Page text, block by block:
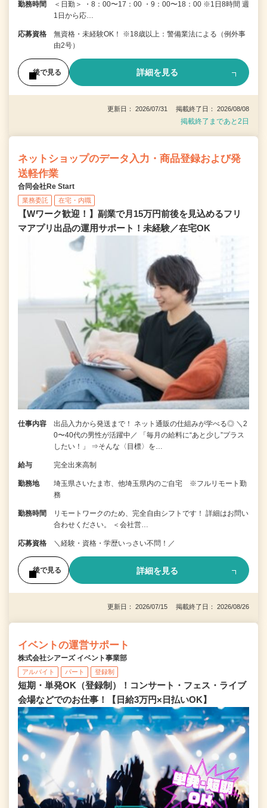
勤務時間
＜日勤＞ ・8：00〜17：00 ・9：00〜18：00 ※1日8時間 週
1日から応…
応募資格
無資格・未経験OK！ ※18歳以上：警備業法による（例外事
由2号）
後で見る 詳細を見る
更新日： 2026/07/31 掲載終了日： 2026/08/08
掲載終了まであと2日
ネットショップのデータ入力・商品登録および発
送軽作業
合同会社Re Start
業務委託 在宅・内職
【Wワーク歓迎！】副業で月15万円前後を見込めるフリ
マアプリ出品の運用サポート！未経験／在宅OK
仕事内容
出品入力から発送まで！ ネット通販の仕組みが学べる◎ ＼2
0〜40代の男性が活躍中／ 「毎月の給料に“あと少し”プラス
したい！」 ⇒そんな〈目標〉を…
給与 完全出来高制
勤務地
埼玉県さいたま市、他埼玉県内のご自宅 ※フルリモート勤
務
勤務時間
リモートワークのため、完全自由シフトです！ 詳細はお問い
合わせください。 ＜会社営…
応募資格 ＼経験・資格・学歴いっさい不問！／
後で見る 詳細を見る
更新日： 2026/07/15 掲載終了日： 2026/08/26
イベントの運営サポート
株式会社シアーズ イベント事業部
アルバイト パート 登録制
短期・単発OK（登録制）！コンサート・フェス・ライブ
会場などでのお仕事！【日給3万円×日払いOK】